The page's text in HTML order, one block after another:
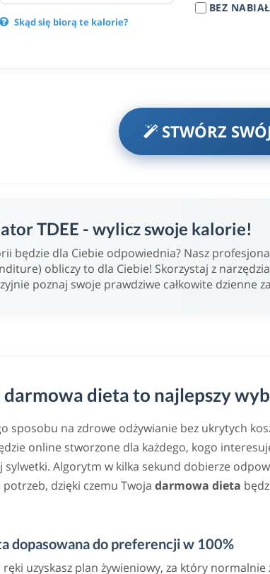
Skąd się biorą te kalorie?
BEZ
STWÓRZ
TDEE - wylicz swoje kalorie!
będzie dla Ciebie odpowiednia? Nasz
obliczy to dla Ciebie! Skorzystaj z
poznaj swoje prawdziwe całkowite dzienne
darmowa dieta to najlepszy
sposobu na zdrowe odżywianie bez ukrytych
online stworzone dla każdego, kogo
Algorytm w kilka sekund dobierze
dzięki czemu Twoja darmowa dieta
dopasowana do preferencji w 100%
uzyskasz plan żywieniowy, za który normalnie